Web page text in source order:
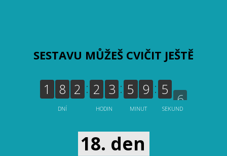
SESTAVU MŮŽEŠ CVIČIT JEŠTĚ
1 8 2
DNÍ
2 3
HODIN
5 9
MINUT
5
SEKUND
18. den